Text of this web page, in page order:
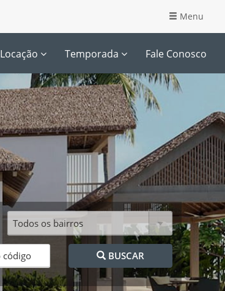
Menu
Locação Temporada Fale Conosco
BUSCAR